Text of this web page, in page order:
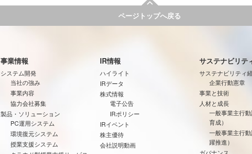
ページトップへ戻る
事業情報
システム開発
当社の強み
事業内容
協力会社募集
製品・ソリューション
PC運用システム
環境復元システム
授業支援システム
IR情報
ハイライト
IRデータ
株式情報
電子公告
IRポリシー
IRイベント
株主優待
会社説明動画
サステナビリテ
サステナビリティ
企業行動憲章
事業と技術
人材と成長
一般事業主行
育成）
一般事業主行
躍推進）
ガバナンス